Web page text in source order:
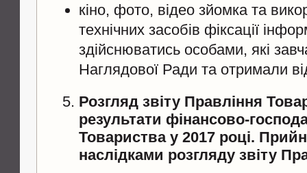
кіно, фото, відео зйомка та
технічних засобів фіксації
здійснюватись особами, які
Наглядової Ради та отримали
Розгляд звіту Правління
результати фінансово-
Товариства у 2017 році.
наслідками розгляду звіту